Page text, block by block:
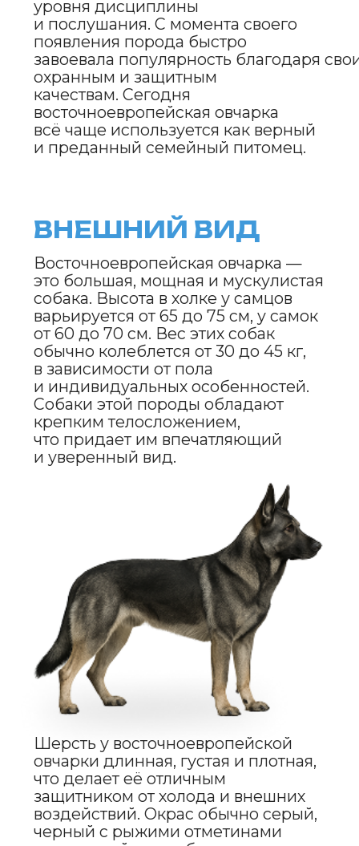
оттенком. Характерной чертой
является выраженная
маневренность и грация этих собак,
несмотря на их внушительные
размеры.
Восточноевропейская овчарка —
это очень умная и преданная
и физической нагрузки. Они очень
верны своему владельцу и будут
всегда защищать его, что делает
Восточноевропейские овчарки
могут быть настороженными
с незнакомыми людьми
и животными, что делает их
отличными охранниками. Однако
правильная социализация
и обучение помогают им оставаться
спокойными и уверенными
в различных ситуациях.
Восточноевропейская овчарка
нуждается в строгом
и последовательном воспитании.
упрямой, если не видит четкой
линии руководства от владельца.
Эти собаки не любят одиночество
и могут проявлять деструктивное
поведение, если им не хватает
внимания и активности.
Это активные собаки, которые
любят длительные прогулки, игры
и тренировки.
ХАРАКТЕР
И ПОВЕДЕНИЕ